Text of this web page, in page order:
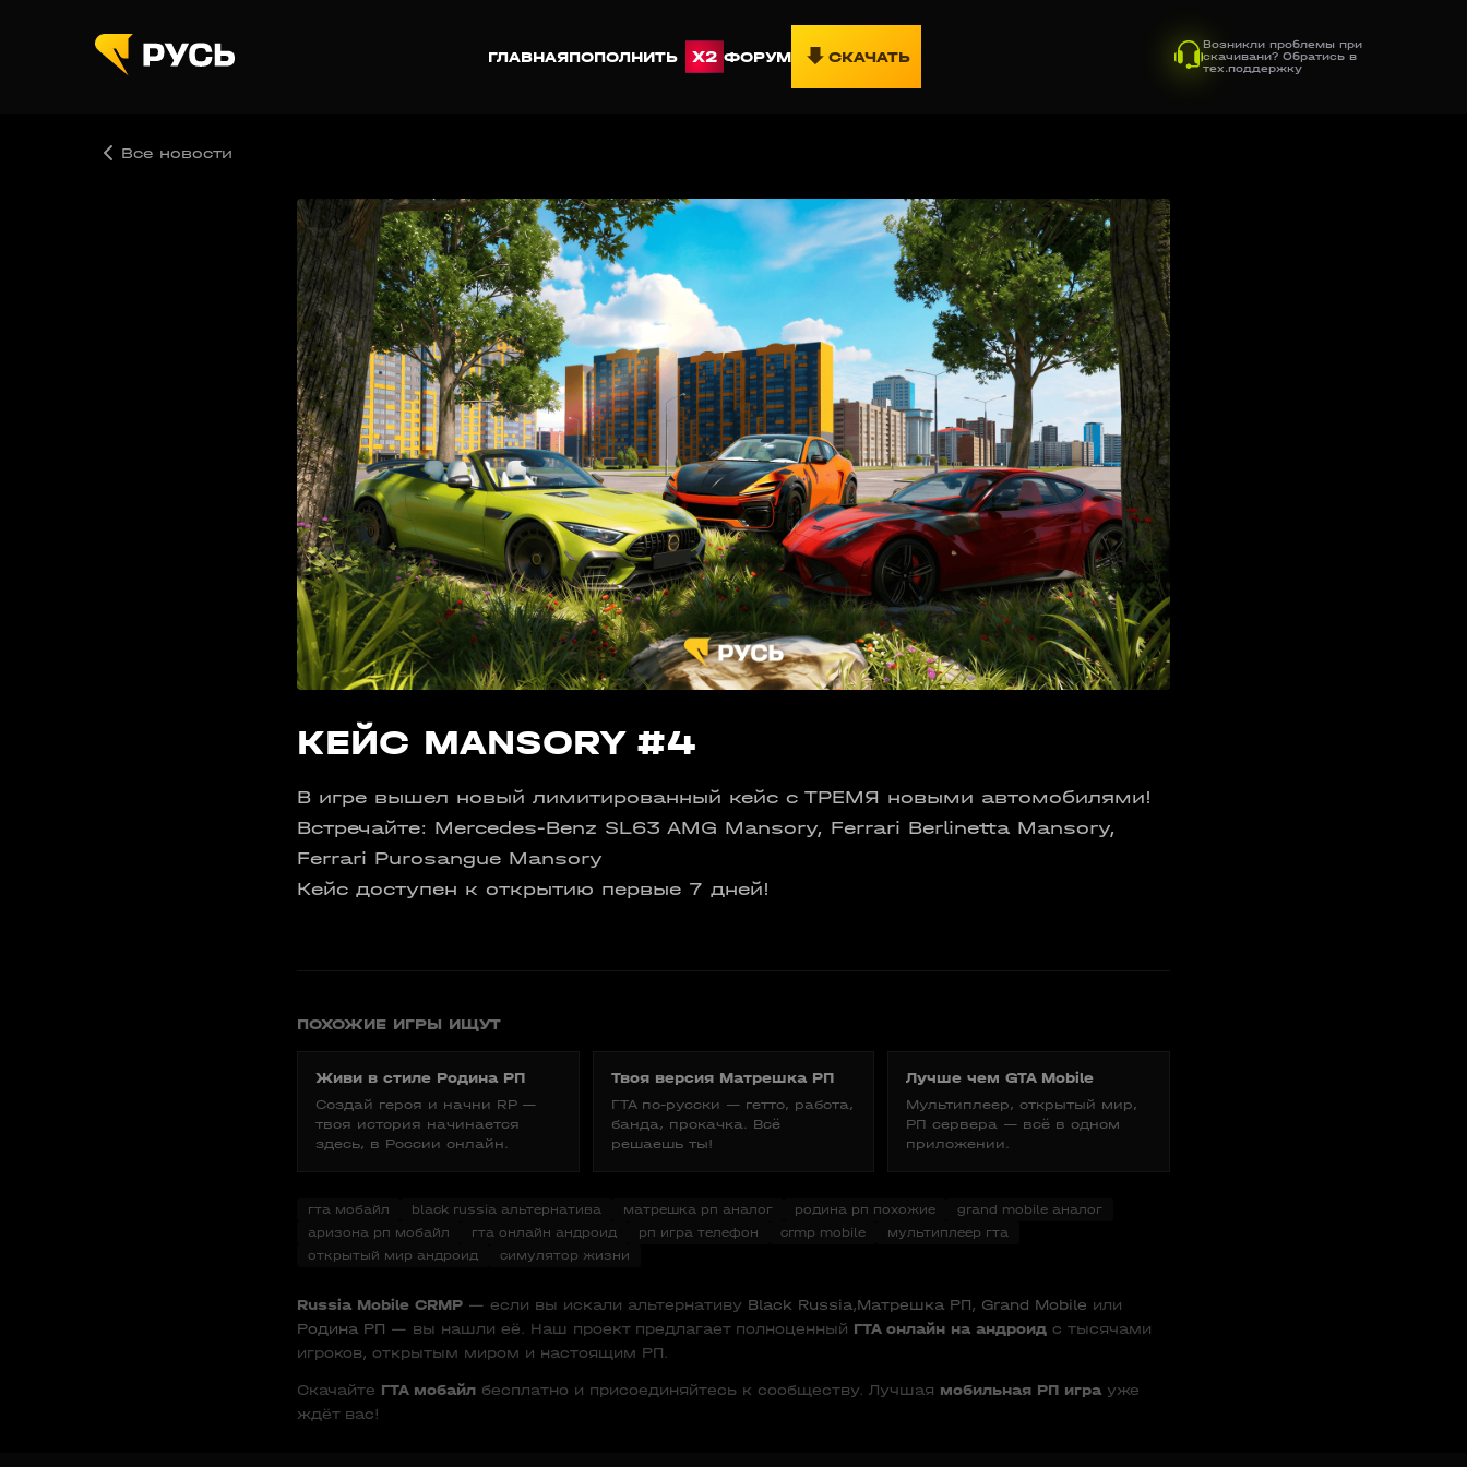
ГЛАВНАЯПОПОЛНИТЬ X2 ФОРУМ СКАЧАТЬ
Возникли проблемы при
скачивани? Обратись в
тех.поддержку
Все новости
КЕЙС MANSORY #4
В игре вышел новый лимитированный кейс с ТРЕМЯ новыми автомобилями!
Встречайте: Mercedes-Benz SL63 AMG Mansory, Ferrari Berlinetta Mansory,
Ferrari Purosangue Mansory
Кейс доступен к открытию первые 7 дней!
ПОХОЖИЕ ИГРЫ ИЩУТ
Живи в стиле Родина РП
Создай героя и начни RP —
твоя история начинается
здесь, в России онлайн.
Твоя версия Матрешка РП
ГТА по-русски — гетто, работа,
банда, прокачка. Всё
решаешь ты!
Лучше чем GTA Mobile
Мультиплеер, открытый мир,
РП сервера — всё в одном
приложении.
гта мобайл black russia альтернатива матрешка рп аналог родина рп похожие
grand mobile аналог
аризона рп мобайл
гта онлайн андроид рп игра телефон crmp mobile
мультиплеер гта
открытый мир андроид
симулятор жизни
Russia Mobile CRMP — если вы искали альтернативу Black Russia,Матрешка РП, Grand Mobile или
Родина РП — вы нашли её. Наш проект предлагает полноценный ГТА онлайн на андроид с тысячами
игроков, открытым миром и настоящим РП.
Скачайте ГТА мобайл бесплатно и присоединяйтесь к сообществу. Лучшая мобильная РП игра уже
ждёт вас!